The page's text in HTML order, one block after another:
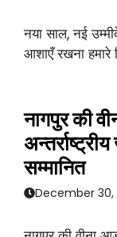
नया साल, नई
आशाएँ रखना हमारे
नागपुर की
सम्मानित
December 30,